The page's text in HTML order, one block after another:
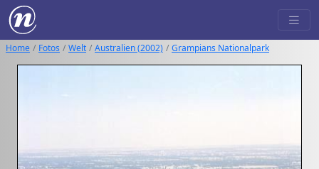
Home Fotos Welt Australien (2002) Grampians Nationalpark